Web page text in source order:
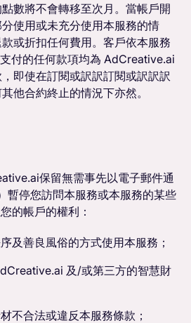
數將不會轉移至次月。當帳戶開
使用或未充分使用本服務的情
或折扣任何費用。客戶依本服務
付的任何款項均為 AdCreative.ai
即使在訂閱或訳訳訂閱或訳訳訳
他合約終止的情況下亦然。
保留無需事先以電子郵件通
暫停您訪問本服務或本服務的某些
的帳戶的權利：
及善良風俗的方式使用本服務；
及/或第三方的智慧財
不合法或違反本服務條款；